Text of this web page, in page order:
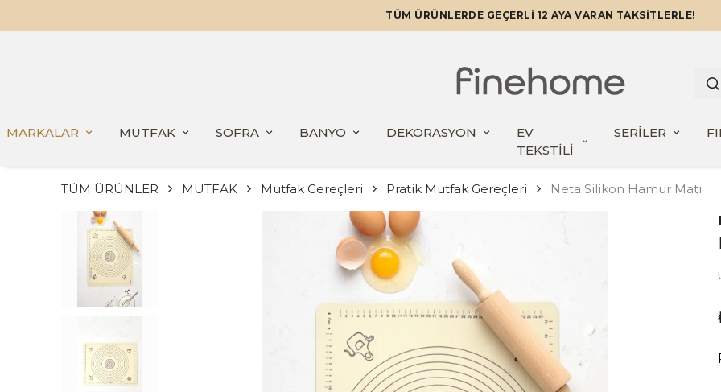
TÜM ÜRÜNLERDE GEÇERLİ 12 AYA VARAN TAKSİTLERLE!
MARKALAR MUTFAK SOFRA BANYO DEKORASYON
EV
TEKSTİLİ
SERİLER
TÜM ÜRÜNLER MUTFAK Mutfak Gereçleri Pratik Mutfak Gereçleri Neta Silikon Hamur Matı